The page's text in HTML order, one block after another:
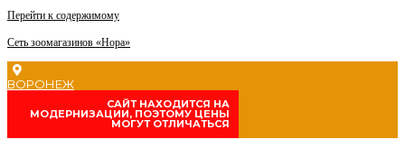
Перейти к содержимому
Сеть зоомагазинов «Нора»
ВОРОНЕЖ
CАЙТ НАХОДИТСЯ НА
МОДЕРНИЗАЦИИ, ПОЭТОМУ ЦЕНЫ
МОГУТ ОТЛИЧАТЬСЯ